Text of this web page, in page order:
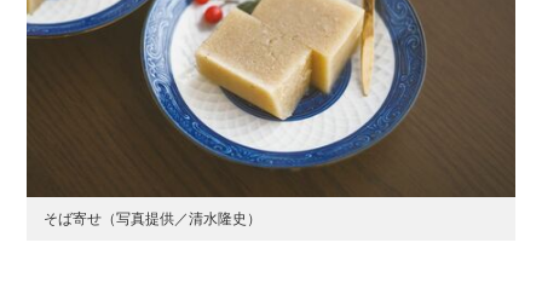
そば寄せ（写真提供／清水隆史）